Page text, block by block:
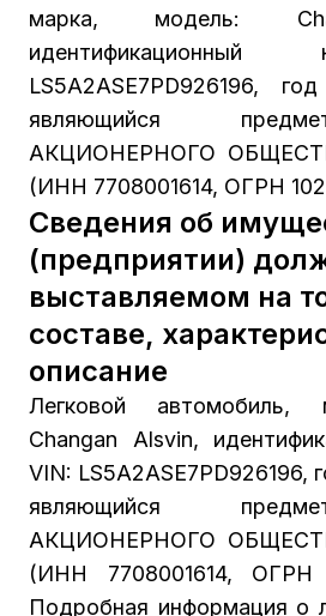
марка, модель:
LS5A2ASE7PD926196,
являющийся
АКЦИОНЕРНОГО
(ИНН 7708001614, ОГРН
Сведения об
(предприятии)
выставляемом на
составе,
описание
Легковой автомобиль,
Changan Alsvin,
VIN: LS5A2ASE7PD926196,
являющийся
АКЦИОНЕРНОГО
(ИНН 7708001614, ОГРН
Подробная информация о